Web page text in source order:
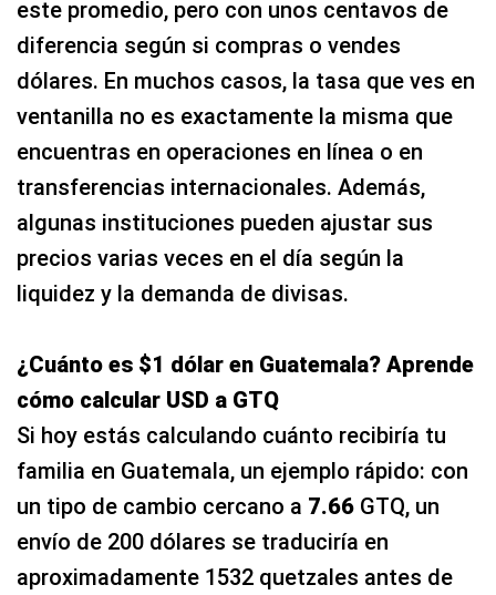
este promedio, pero con unos centavos de
diferencia según si compras o vendes
dólares. En muchos casos, la tasa que ves en
ventanilla no es exactamente la misma que
encuentras en operaciones en línea o en
transferencias internacionales. Además,
algunas instituciones pueden ajustar sus
precios varias veces en el día según la
liquidez y la demanda de divisas.
¿Cuánto es $1 dólar en Guatemala? Aprende
cómo calcular USD a GTQ
Si hoy estás calculando cuánto recibiría tu
familia en Guatemala, un ejemplo rápido: con
un tipo de cambio cercano a 7.66 GTQ, un
envío de 200 dólares se traduciría en
aproximadamente 1532 quetzales antes de